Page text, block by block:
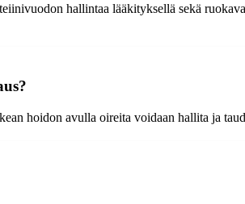
hallintaa lääkityksellä sekä
hoidon avulla oireita voidaan hallita ja